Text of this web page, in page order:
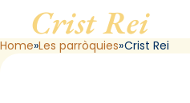
Crist Rei,
Home Les parròquies Crist Rei